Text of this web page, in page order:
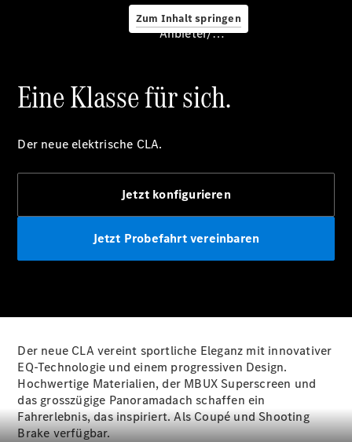
Zum Inhalt springen
Service &
Zubehör
Digitale
Extras
Unterwegs
laden
Wartung,
Reparatur
&
Garantie
Anbieter/Datenschutz
Eine Klasse für sich.
Der neue elektrische CLA.
Jetzt konfigurieren
Jetzt Probefahrt vereinbaren
Der neue CLA vereint sportliche Eleganz mit innovativer
EQ-Technologie und einem progressiven Design.
Hochwertige Materialien, der MBUX Superscreen und
das grosszügige Panoramadach schaffen ein
Fahrerlebnis, das inspiriert. Als Coupé und Shooting
Brake verfügbar.